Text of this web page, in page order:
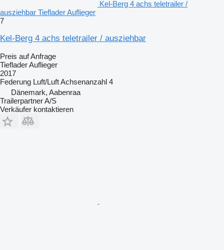
Kel-Berg 4 achs teletrailer /
ausziehbar Tieflader Auflieger
7
Kel-Berg 4 achs teletrailer / ausziehbar
Preis auf Anfrage
Tieflader Auflieger
2017
Federung Luft/LuftAchsenanzahl 4
Dänemark, Aabenraa
Trailerpartner A/S
Verkäufer kontaktieren